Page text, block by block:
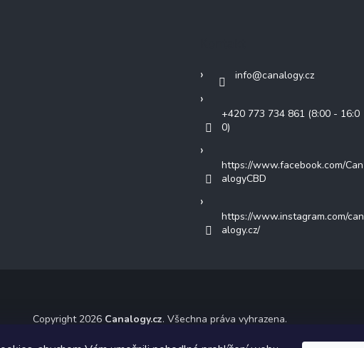
info@canalogy.cz
+420 773 734 861 (8:00 - 16:0
0)
https://www.facebook.com/Can
alogyCBD
https://www.instagram.com/can
alogy.cz/
Copyright 2026 Canalogy.cz. Všechna práva vyhrazena.
Shoptetak.cz.